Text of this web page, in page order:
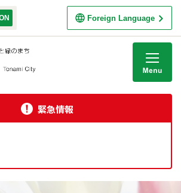
Foreign Language
緊急情報